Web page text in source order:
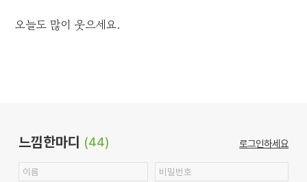
오늘도 많이 웃으세요.
느낌한마디 (44) 로그인하세요